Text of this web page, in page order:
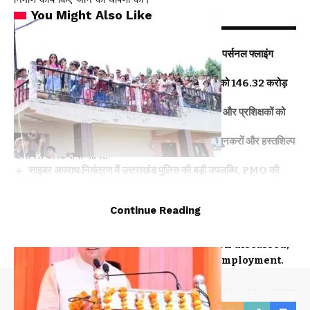
You Might Also Like
अल्मोड़ा के गांव से आसमान तक: रवि टम्टा ने तैयार किया पर्सनल फ्लाइंग
व्हीकल, सफल ट्रायल से मची चर्चा
CM धामी का बड़ा तोहफा, 9.87 लाख पेंशन लाभार्थियों को ₹146.32 करोड़
की पेंशन राशि जारी
कॉमनवेल्थ गेम्स 2026 के उत्तराखंड के पदक विजेताओं और प्रशिक्षकों को
मुख्यमंत्री धामी ने किया सम्मानित
राष्ट्रीय हथकरघा दिवस पर मुख्यमंत्री धामी ने उत्कृष्ट बुनकरों और हस्तशिल्प
कारीगरों को किया सम्मानित
साइबर अपराध नियंत्रण में उत्तराखंड पुलिस की बड़ी उपलब्धि, PMO की
The CEO of the Setu Commission discussed
the state's economic development and employment.
Continue Reading